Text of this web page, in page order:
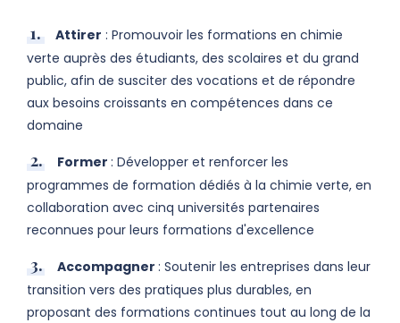
Attirer : Promouvoir les formations en chimie
verte auprès des étudiants, des scolaires et du grand
public, afin de susciter des vocations et de répondre
aux besoins croissants en compétences dans ce
domaine
Former : Développer et renforcer les
programmes de formation dédiés à la chimie verte, en
collaboration avec cinq universités partenaires
reconnues pour leurs formations d'excellence
Accompagner : Soutenir les entreprises dans leur
transition vers des pratiques plus durables, en
proposant des formations continues tout au long de la